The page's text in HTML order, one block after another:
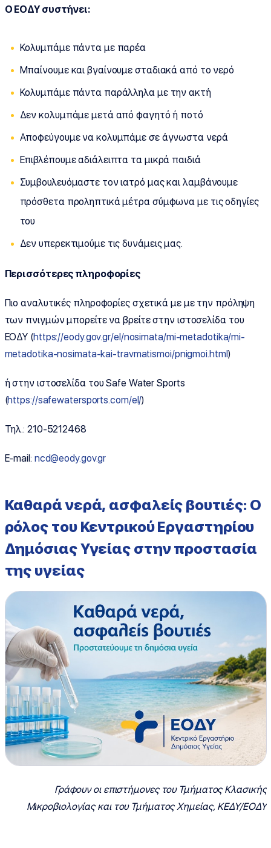
Ο ΕΟΔΥ συστήνει:
Κολυμπάμε πάντα με παρέα
Μπαίνουμε και βγαίνουμε σταδιακά από το νερό
Κολυμπάμε πάντα παράλληλα με την ακτή
Δεν κολυμπάμε μετά από φαγητό ή ποτό
Αποφεύγουμε να κολυμπάμε σε άγνωστα νερά
Επιβλέπουμε αδιάλειπτα τα μικρά παιδιά
Συμβουλευόμαστε τον ιατρό μας και λαμβάνουμε
πρόσθετα προληπτικά μέτρα σύμφωνα με τις οδηγίες
του
Δεν υπερεκτιμούμε τις δυνάμεις μας.
Περισσότερες πληροφορίες
Πιο αναλυτικές πληροφορίες σχετικά με με την πρόληψη
των πνιγμών μπορείτε να βρείτε στην ιστοσελίδα του
ΕΟΔΥ (https://eody.gov.gr/el/nosimata/mi-metadotika/mi-
metadotika-nosimata-kai-travmatismoi/pnigmoi.html)
ή στην ιστοσελίδα του Safe Water Sports
(https://safewatersports.com/el/)
Τηλ.: 210-5212468
E-mail: ncd@eody.gov.gr
Καθαρά νερά, ασφαλείς βουτιές: Ο
ρόλος του Κεντρικού Εργαστηρίου
Δημόσιας Υγείας στην προστασία
της υγείας
Γράφουν οι επιστήμονες του Τμήματος Κλασικής
Μικροβιολογίας και του Τμήματος Χημείας, ΚΕΔΥ/ΕΟΔΥ